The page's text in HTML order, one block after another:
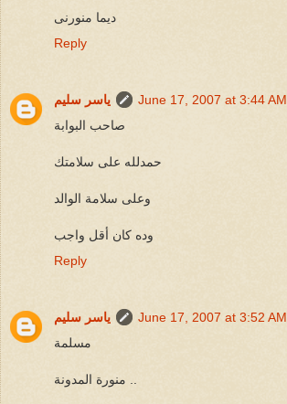
ديما منورنى
Reply
ياسر سليم
June 17, 2007 at 3:44 AM
صاحب البوابة
حمدلله على سلامتك
وعلى سلامة الوالد
وده كان أقل واجب
Reply
ياسر سليم
June 17, 2007 at 3:52 AM
مسلمة